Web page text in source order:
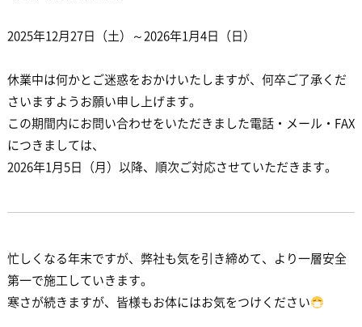
2025年12月27日（土）～2026年1月4日（日）
休業中は何かとご迷惑をおかけいたしますが、何卒ご了承くだ
さいますようお願い申し上げます。
この期間内にお問い合わせをいただきました電話・メール・FAX
につきましては、
2026年1月5日（月）以降、順次ご対応させていただきます。
忙しくなる年末ですが、弊社も気を引き締めて、より一層安全
第一で施工していきます。
寒さが続きますが、皆様もお体にはお気をつけください